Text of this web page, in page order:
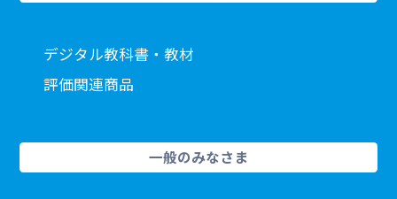
デジタル教科書・教材
評価関連商品
一般のみなさま